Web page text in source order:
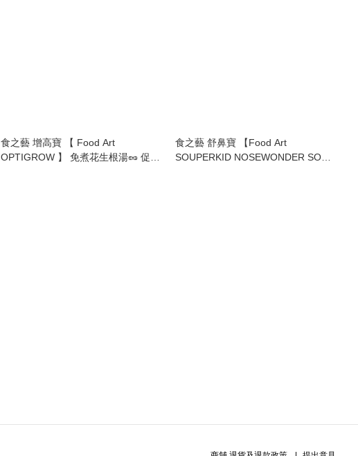
食之藝 增高寶 【 Food Art
OPTIGROW 】 免煮花生根湯🥜 促進
食之藝 舒鼻寶 【Food Art
SOUPERKID NOSEWONDER SOUP